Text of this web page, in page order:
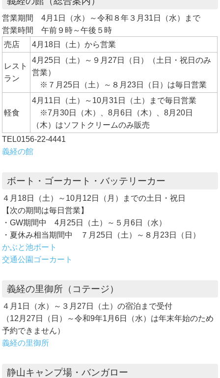
営業期間 4月1日（水）～令和８年３月31日（水）まで
営業時間 午前９時～午後５時
売店
4月18日（土）から営業
レスト
ラン
4月25日（土）～９月27日（日）（土日・祝日のみ
営業）
※７月25日（土）～８月23日（日）は毎日営業
軽食
4月11日（土）～10月31日（土）まで毎日営業
※7月30日（木）、8月6日（木）、8月20日
（木）はソフトクリームのみ販売
TEL0156-22-4441
義経の館
ボート・ゴーカート・バッテリーカー
４月18日（土）～10月12日（月）までの土日・祝日
【次の期間は毎日営業】
・GW期間中 4月25日（土）～５月6日（水）
・夏休み相当期間中 ７月25日（土）～８月23日（日）
かぶと池ボート
交通公園ゴーカート
義経の里御所（コテージ）
４月1日（水）～３月27日（土）の宿泊まで受付
（12月27日（日）～令和9年1月6日（水）は年末年始のため
予約できません）
義経の里御所
静山キャンプ場・バンガロー